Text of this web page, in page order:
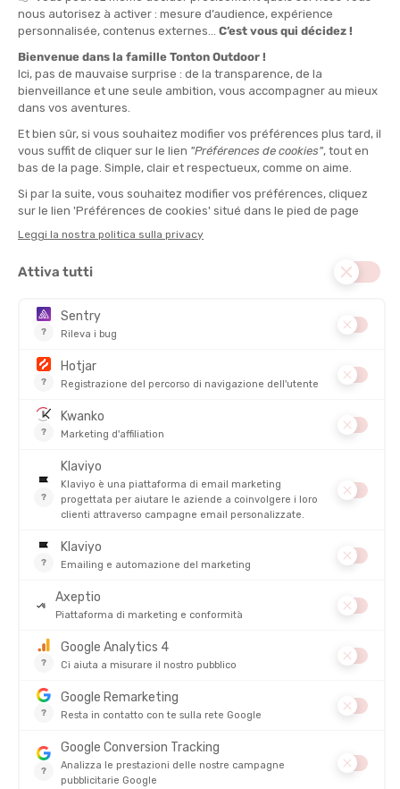
T-SHIRT CON LOGO CORMAC
NOVITÀ
ARCTERYX
GIACCA CON CAPPUCCIO
DISPONIBILE - SPEDITO IN 24/48 ORE
260,00 €
CAPPELLINO NORVAN MESH 5